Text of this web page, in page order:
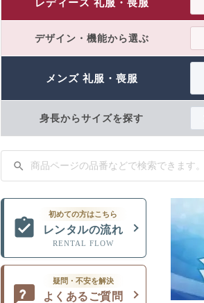
レディース 礼服・喪服
デザイン・機能から選ぶ
メンズ 礼服・喪服
身長からサイズを探す
初めての方はこちら
レンタルの流れ
RENTAL FLOW
疑問・不安を解決
よくあるご質問